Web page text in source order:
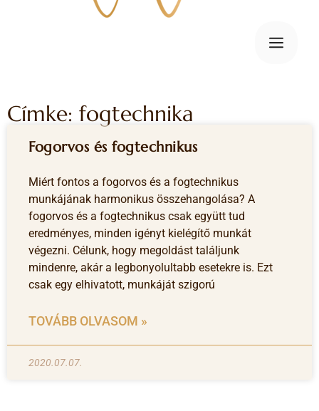
Címke: fogtechnika
Fogorvos és fogtechnikus
Miért fontos a fogorvos és a fogtechnikus
munkájának harmonikus összehangolása? A
fogorvos és a fogtechnikus csak együtt tud
eredményes, minden igényt kielégítő munkát
végezni. Célunk, hogy megoldást találjunk
mindenre, akár a legbonyolultabb esetekre is. Ezt
csak egy elhivatott, munkáját szigorú
TOVÁBB OLVASOM »
2020.07.07.